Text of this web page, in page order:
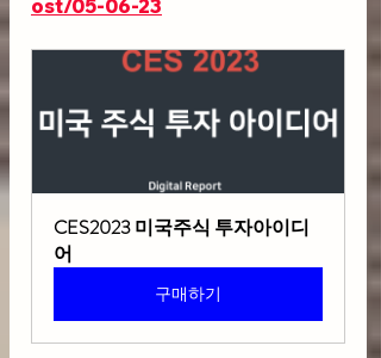
ost/05-06-23
CES2023 미국주식 투자아이디
어
구매하기